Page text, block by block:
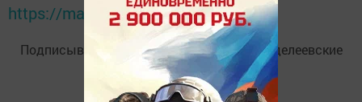
https://max.ru/tatmedia
Подписывайтесь наTelegram-канал«Менделеевские
новости»